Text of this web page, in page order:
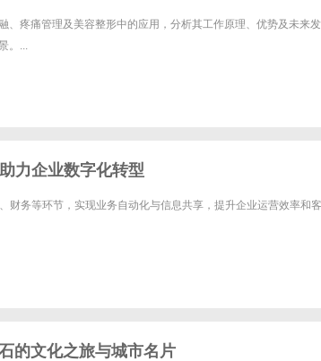
、疼痛管理及美容整形中的应用，分析其工作原理、优势及未来
。...
力企业数字化转型
财务等环节，实现业务自动化与信息共享，提升企业运营效率和
的文化之旅与城市名片